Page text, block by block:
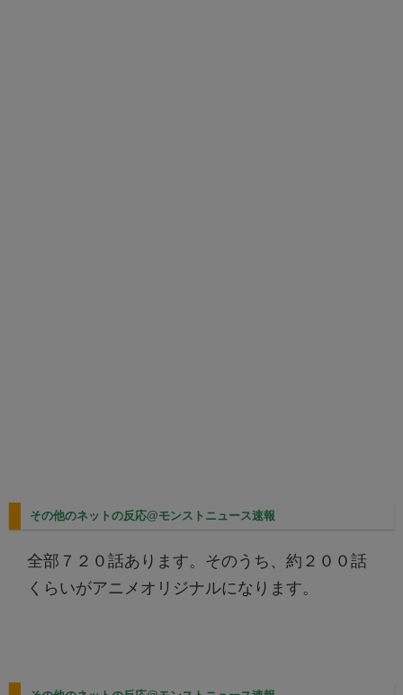
その他のネットの反応@モンストニュース速報
全部７２０話あります。そのうち、約２００話
くらいがアニメオリジナルになります。